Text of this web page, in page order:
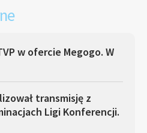
w ofercie Megogo. W
transmisję z
Ligi Konferencji.